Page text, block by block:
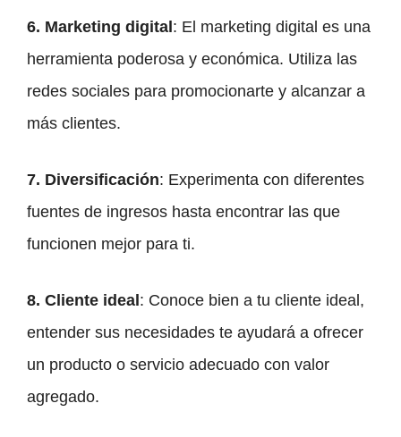
6. Marketing digital : El marketing digital es una
herramienta poderosa y económica. Utiliza las
redes sociales para promocionarte y alcanzar a
más clientes.
7. Diversificación: Experimenta con diferentes
fuentes de ingresos hasta encontrar las que
funcionen mejor para ti.
8. Cliente ideal : Conoce bien a tu cliente ideal,
entender sus necesidades te ayudará a ofrecer
un producto o servicio adecuado con valor
agregado.